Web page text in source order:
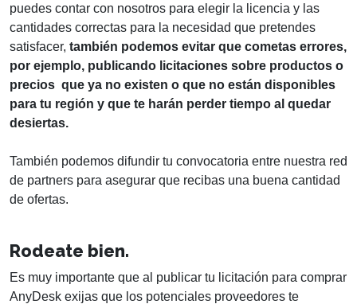
puedes contar con nosotros para elegir la licencia y las
cantidades correctas para la necesidad que pretendes
satisfacer, también podemos evitar que cometas errores,
por ejemplo, publicando licitaciones sobre productos o
precios que ya no existen o que no están disponibles
para tu región y que te harán perder tiempo al quedar
desiertas.
También podemos difundir tu convocatoria entre nuestra red
de partners para asegurar que recibas una buena cantidad
de ofertas.
Rodeate bien.
Es muy importante que al publicar tu licitación para comprar
AnyDesk exijas que los potenciales proveedores te